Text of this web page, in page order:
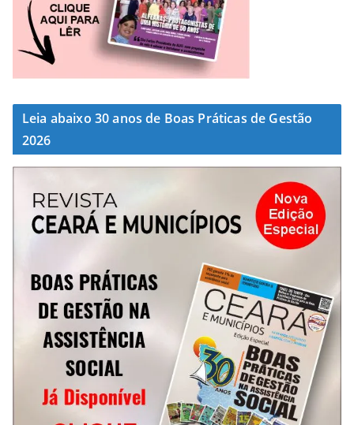
Leia abaixo 30 anos de Boas Práticas de Gestão
2026